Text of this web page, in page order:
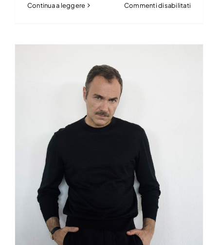
Continua a leggere Commenti disabilitati